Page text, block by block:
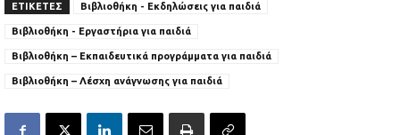
ΕΤΙΚΕΤΕΣ Βιβλιοθήκη - Εκδηλώσεις για παιδιά
Βιβλιοθήκη - Εργαστήρια για παιδιά
Βιβλιοθήκη – Εκπαιδευτικά προγράμματα για παιδιά
Βιβλιοθήκη – Λέσχη ανάγνωσης για παιδιά